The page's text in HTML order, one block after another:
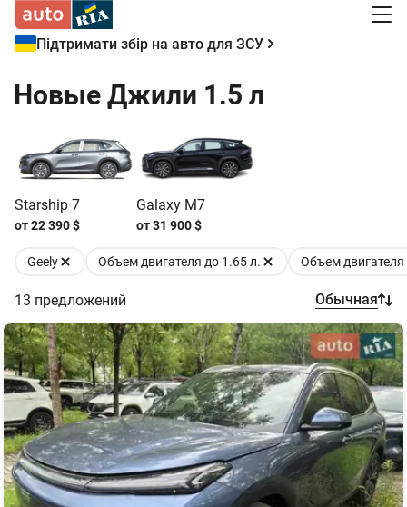
Підтримати збір на авто для ЗСУ
Новые Джили 1.5 л
Starship 7
от22 390$
Galaxy M7
от31 900$
Geely Объем двигателя до 1.65 л. Объем двигателя
13 предложений Обычная